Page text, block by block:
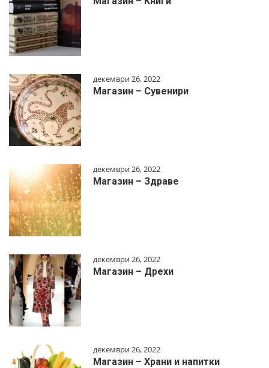
декември 26, 2022
Магазин – Сувенири
декември 26, 2022
Магазин – Здраве
декември 26, 2022
Магазин – Дрехи
декември 26, 2022
Магазин – Храни и напитки